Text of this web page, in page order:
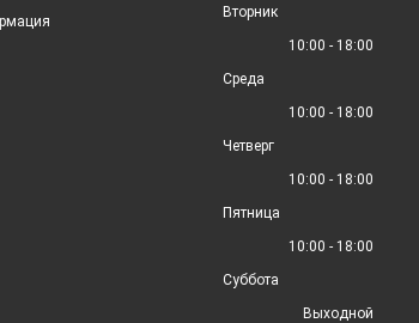
Вторник
10:00 - 18:00
Среда
10:00 - 18:00
Четверг
10:00 - 18:00
Пятница
10:00 - 18:00
Суббота
Выходной